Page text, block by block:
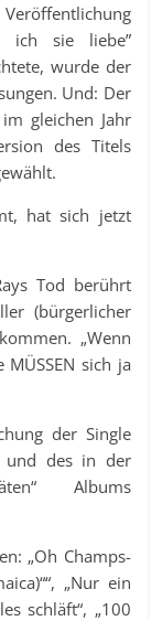
ich sie liebe”
wurde der
Und: Der
gleichen Jahr
des Titels
hat sich jetzt
Tod berührt
(bürgerlicher
„Wenn
sich ja
der Single
und des in der
Albums
„Oh Champs-
„Nur ein
schläft“, „100